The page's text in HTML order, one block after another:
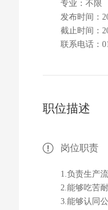
专业：不限
发布时间：
截止时间：
联系电话：
职位描述
岗位职责
1.负责生产
2.能够吃苦
3.能够认同